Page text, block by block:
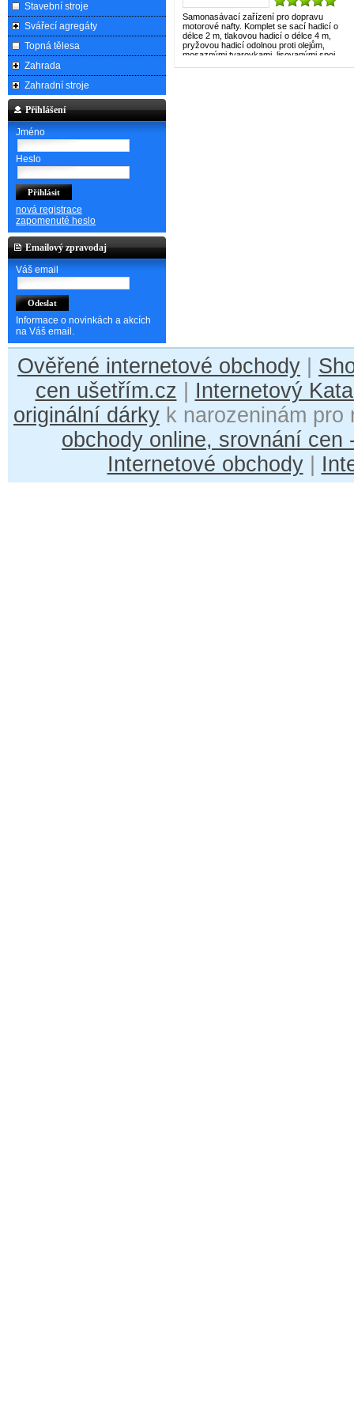
Samonasávací zařízení pro dopravu
motorové nafty. Komplet se sací hadicí o
délce 2 m, tlakovou hadicí o délce 4 m,
pryžovou hadicí odolnou proti olejům,
mosaznými tvarovkami, lisovanými spoj…
Stavební stroje
Svářecí agregáty
Topná tělesa
Zahrada
Zahradní stroje
Přihlášení
Jméno
Heslo
nová registrace
zapomenuté heslo
Emailový zpravodaj
Váš email
Informace o novinkách a akcích
na Váš email.
Ověřené internetové obchody
cen ušetřím.cz
Internetový
originální dárky k narozeninám
obchody online, srovnání cen
Internetové obchody|